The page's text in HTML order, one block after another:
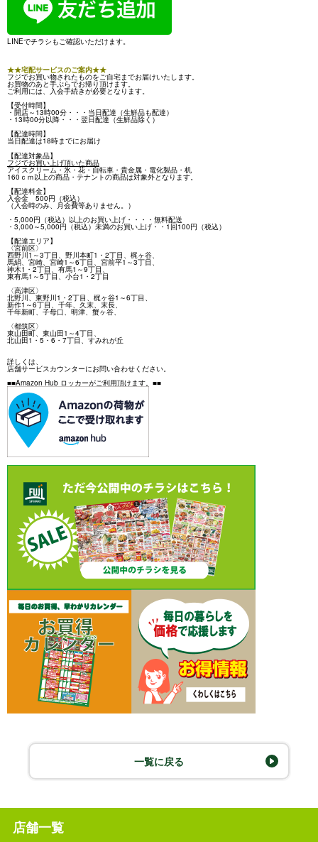
LINEでチラシもご確認いただけます。
★★宅配サービスのご案内★★
フジでお買い物されたものをご自宅までお届けいたします。
お買物のあと手ぶらでお帰り頂けます。
ご利用には、入会手続きが必要となります。
【受付時間】
・開店～13時00分・・・当日配達（生鮮品も配達）
・13時00分以降・・・翌日配達（生鮮品除く）
【配達時間】
当日配達は18時までにお届け
【配達対象品】
フジでお買い上げ頂いた商品
アイスクリーム・氷・花・自転車・貴金属・電化製品・机
160ｃｍ以上の商品・テナントの商品は対象外となります。
【配達料金】
入会金 500円（税込）
（入会時のみ、月会費等ありません。）
・5,000円（税込）以上のお買い上げ・・・・無料配送
・3,000～5,000円（税込）未満のお買い上げ・・1回100円（税込）
【配達エリア】
〈宮前区〉
西野川1～3丁目、野川本町1・2丁目、梶ヶ谷、
馬絹、宮崎、宮崎1～6丁目、宮前平1～3丁目、
神木1・2丁目、有馬1～9丁目、
東有馬1～5丁目、小台1・2丁目
〈高津区〉
北野川、東野川1・2丁目、梶ヶ谷1～6丁目、
新作1～6丁目、千年、久末、末長、
千年新町、子母口、明津、蟹ヶ谷、
〈都筑区〉
東山田町、東山田1～4丁目、
北山田1・5・6・7丁目、すみれが丘
詳しくは、
店舗サービスカウンターにお問い合わせください。
■■Amazon Hub ロッカーがご利用頂けます。■■
一覧に戻る
店舗一覧